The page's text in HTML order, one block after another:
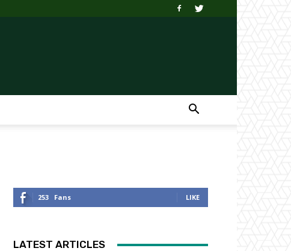
253 Fans LIKE
LATEST ARTICLES